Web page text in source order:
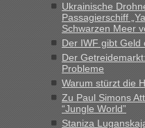
„Man sollte aber explizit
LeoExpress ist - und nur
Fahrkarten kaufen.
Verbindung von
Recht, Visa und
gebrauchter Kleidung beim
„Vielen Dank, mit einem
gab es keine Probleme“
Ukrainische
Passagierschiff
Schwarzen Meer
Der IWF gibt Geld
Der
Probleme
Warum stürzt die
Zu Paul Simons
“Jungle World”
Staniza